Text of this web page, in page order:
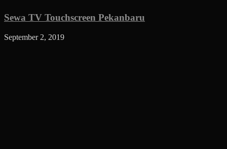
Sewa TV Touchscreen Pekanbaru
September 2, 2019